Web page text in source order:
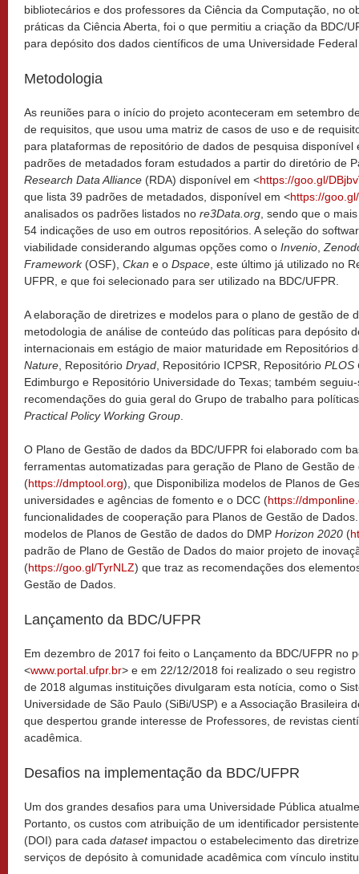
bibliotecários e dos professores da Ciência da Computação, no
práticas da Ciência Aberta, foi o que permitiu a criação da BDC/
para depósito dos dados científicos de uma Universidade
Metodologia
As reuniões para o início do projeto aconteceram em setembro
de requisitos, que usou uma matriz de casos de uso e de
para plataformas de repositório de dados de pesquisa disponível
padrões de metadados foram estudados a partir do diretório de
Research Data Alliance (RDA) disponível em <https://goo.gl/
que lista 39 padrões de metadados, disponível em <https://
analisados os padrões listados no re3Data.org , sendo que o
54 indicações de uso em outros repositórios. A seleção do
viabilidade considerando algumas opções como o Invenio
Framework(OSF), Ckan e o Dspace , este último já utilizado no
UFPR, e que foi selecionado para ser utilizado na BDC/UFPR.
A elaboração de diretrizes e modelos para o plano de gestão de
metodologia de análise de conteúdo das políticas para depósito
internacionais em estágio de maior maturidade em Repositórios
Nature , Repositório Dryad , Repositório ICPSR, Repositório PLOS
Edimburgo e Repositório Universidade do Texas; também
recomendações do guia geral do Grupo de trabalho para
Practical Policy Working Group
O Plano de Gestão de dados da BDC/UFPR foi elaborado com
ferramentas automatizadas para geração de Plano de Gestão de
(https://dmptool.org), que Disponibiliza modelos de Planos de
universidades e agências de fomento e o DCC (https://
funcionalidades de cooperação para Planos de Gestão de
modelos de Planos de Gestão de dados do DMP Horizon 2020 (
padrão de Plano de Gestão de Dados do maior projeto de
(https://goo.gl/TyrNLZ) que traz as recomendações dos
Gestão de Dados.
Lançamento da BDC/UFPR
Em dezembro de 2017 foi feito o Lançamento da BDC/UFPR no
<www.portal.ufpr.br> e em 22/12/2018 foi realizado o seu
de 2018 algumas instituições divulgaram esta notícia, como o
Universidade de São Paulo (SiBi/USP) e a Associação Brasileira
que despertou grande interesse de Professores, de revistas
acadêmica.
Desafios na implementação da BDC/UFPR
Um dos grandes desafios para uma Universidade Pública
Portanto, os custos com atribuição de um identificador
(DOI) para cada dataset impactou o estabelecimento das
serviços de depósito à comunidade acadêmica com vínculo